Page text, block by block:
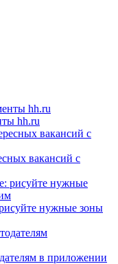
hh.ru
вакансий с
рисуйте нужные зоны
в приложении